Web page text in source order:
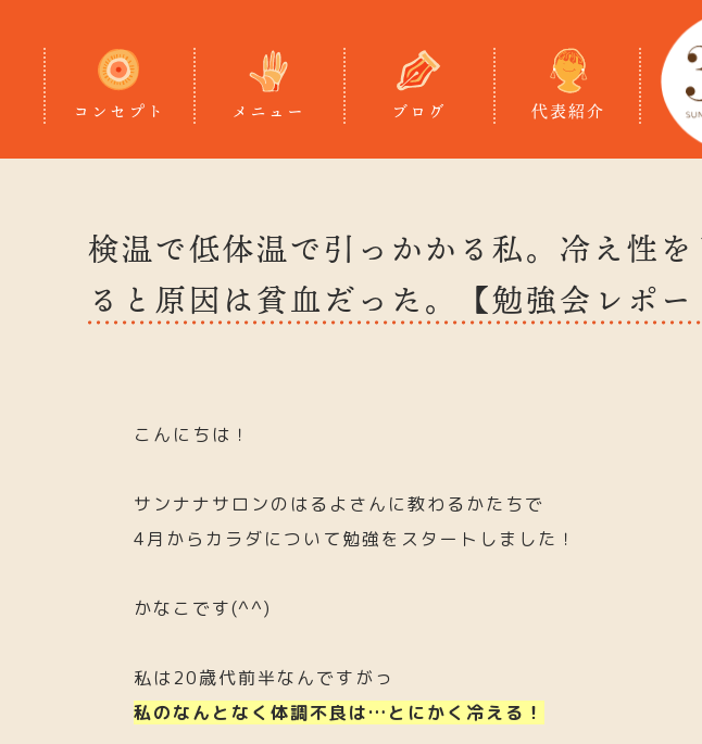
コンセプト メニュー ブログ 代表紹介
検温で低体温で引っかかる私。冷え性
ると原因は貧血だった。【勉強会レポー
こんにちは！
サンナナサロンのはるよさんに教わるかたちで
4月からカラダについて勉強をスタートしました！
かなこです(^^)
私は20歳代前半なんですがっ
私のなんとなく体調不良は…とにかく冷える！